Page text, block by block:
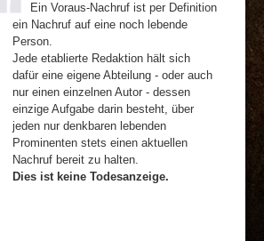
Ein Voraus-Nachruf ist per Definition
ein Nachruf auf eine noch lebende
Person.
Jede etablierte Redaktion hält sich
dafür eine eigene Abteilung - oder auch
nur einen einzelnen Autor - dessen
einzige Aufgabe darin besteht, über
jeden nur denkbaren lebenden
Prominenten stets einen aktuellen
Nachruf bereit zu halten.
Dies ist keine Todesanzeige.